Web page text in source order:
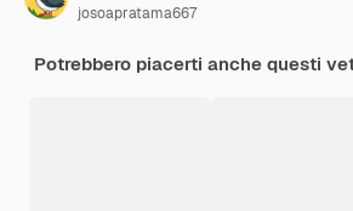
josoapratama667
Potrebbero piacerti anche questi